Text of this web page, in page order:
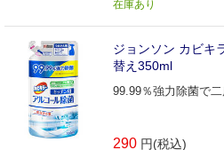
在庫あり
ジョンソン カビキ
替え350ml
99.99％強力除菌で
290 円(税込)